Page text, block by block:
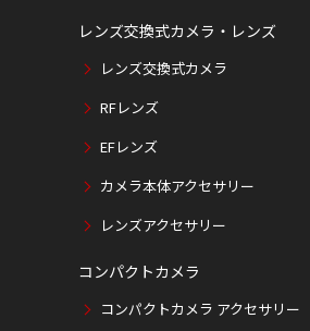
レンズ交換式カメラ・レンズ
レンズ交換式カメラ
RFレンズ
EFレンズ
カメラ本体アクセサリー
レンズアクセサリー
コンパクトカメラ
コンパクトカメラ アクセサリー